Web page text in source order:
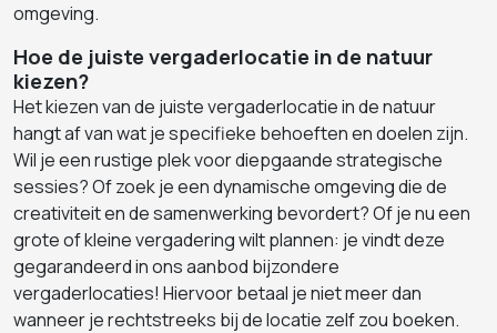
omgeving.
Hoe de juiste vergaderlocatie in de natuur
kiezen?
Het kiezen van de juiste vergaderlocatie in de natuur
hangt af van wat je specifieke behoeften en doelen zijn.
Wil je een rustige plek voor diepgaande strategische
sessies? Of zoek je een dynamische omgeving die de
creativiteit en de samenwerking bevordert? Of je nu een
grote of kleine vergadering wilt plannen: je vindt deze
gegarandeerd in ons aanbod bijzondere
vergaderlocaties! Hiervoor betaal je niet meer dan
wanneer je rechtstreeks bij de locatie zelf zou boeken.